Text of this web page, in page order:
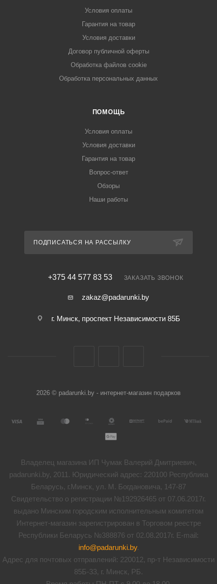
Условия оплаты
Гарантия на товар
Условия доставки
Договор публичной оферты
Обработка файлов cookie
Обработка персональных данных
ПОМОЩЬ
Условия оплаты
Условия доставки
Гарантия на товар
Вопрос-ответ
Обзоры
Наши работы
ПОДПИСАТЬСЯ НА РАССЫЛКУ
+375 44 577 83 53 ЗАКАЗАТЬ ЗВОНОК
zakaz@padarunki.by
г. Минск, проспект Независимости 85Б
2026 © padarunki.by - интернет-магазин подарков
Владелец магазина ИП Чумак Валерий Дмитриевич,
padarunki.by, 2011. Юридический адрес: 220100 Республика
Беларусь, г.Минск, ул. М. Богдановича, 147-87
Свидетельство о регистрации №192926465 от 07.06.2017г.
выдано Минским городским исполнительным комитетом
Интернет-магазин зарегистрирован в Торговом реестре
Республики Беларусь №388876 от 02.08.2017г. E-mail:
info@padarunki.by.
Адрес для почтовых отправлений: 220012, пр-т Независимости
85Б-33, г. Минск, РБ.